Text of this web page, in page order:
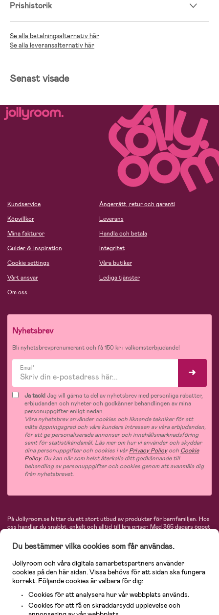
Prishistorik
Se alla betalningsalternativ här
Se alla leveransalternativ här
Senast visade
Kundservice
Köpvillkor
Mina fakturor
Guider & Inspiration
Cookie settings
Vårt ansvar
Om oss
Ångerrätt, retur och garanti
Leverans
Handla och betala
Integritet
Våra butiker
Lediga tjänster
Nyhetsbrev
Bli nyhetsbrevprenumerant och få 150 kr i välkomsterbjudande!
Email*
Ja tack!Jag vill gärna ta del av nyhetsbrev med personliga rabatter,
erbjudanden och nyheter och godkänner behandlingen av mina
personuppgifter enligt nedan.
Våra nyhetsbrev använder cookies och liknande tekniker för att
mäta öppningsgrad och våra kunders intressen av våra erbjudanden,
för att ge personaliserade annonser och innehållsmarknadsföring
samt för statistikändamål. Läs mer om hur vi använder och skyddar
dina personuppgifter och cookies i vårPrivacy Policyoch Cookie
Policy. Du kan när som helst återkalla ditt godkännande till
behandling av personuppgifter och cookies genom att avanmäla dig
från nyhetsbrevet.
På Jollyroom.se hittar du ett stort utbud av produkter för barnfamiljen. Hos
oss handlar du snabbt, enkelt och alltid till bra priser. Med 365 dagars öppet
hos oss. I vårt sortiment hittar du barnvagnar, bilstolar, kläder för barn och
baby, produkter för mamman, massor av inspirerande inredning, leksaker,
varumärken så som Britax, Maxi-Cosi, Baby Jogger, BabyBjörn, Didriksons,
KidKraft, Ergobaby, Philips Avent, Neonate, Cybex, LEGO och många fler.
Välkommen in och kika runt i Nordens största barn- och babybutik på nätet!
Du bestämmer vilka cookies som får användas.
Jollyroom och våra digitala samarbetspartners använder
cookies på den här sidan. Vissa behövs för att sidan ska fungera
korrekt. Följande cookies är valbara för dig:
Cookies för att analysera hur vår webbplats används.
Cookies för att få en skräddarsydd upplevelse och